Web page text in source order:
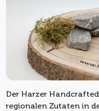
Der Harzer
regionalen Zutaten in